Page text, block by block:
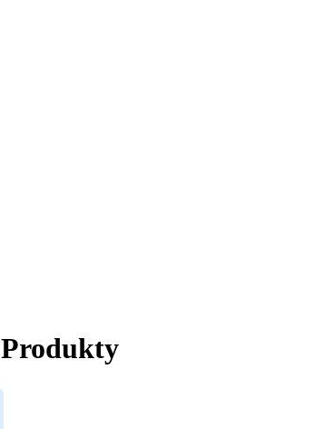
Produkty